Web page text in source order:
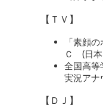
【ＴＶ】
「素顔
Ｃ (日本
全国高等
実況アナ
【ＤＪ】